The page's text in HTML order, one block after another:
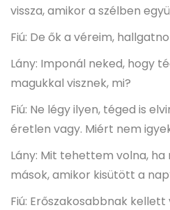
vissza, amikor a szélben
Fiú: De ők a véreim,
Lány: Imponál neked, hogy
magukkal visznek, mi?
Fiú: Ne légy ilyen, téged is
éretlen vagy. Miért nem
Lány: Mit tehettem volna,
mások, amikor kisütött a
Fiú: Erőszakosabbnak